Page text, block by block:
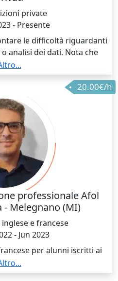
private
- Presente
le difficoltà riguardanti
analisi dei dati. Nota che
la mia serietà è il fatto di
di gestire 4 ragazzi
nell'arco della settimana
20.00€/h
professionale Afol
Melegnano (MI)
e francese
- Jun 2023
per alunni iscritti ai
e della ristorazione
e programmazione